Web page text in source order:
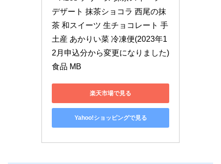
デザート 抹茶ショコラ 西尾の抹
茶 和スイーツ 生チョコレート 手
土産 あかりい菜 冷凍便(2023年1
2月申込分から変更になりました)
食品 MB
楽天市場で見る
Yahoo!ショッピングで見る